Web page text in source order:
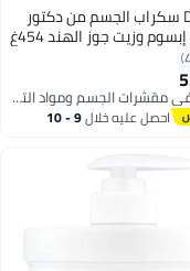
Dr Teal's سكراب الجسم من دكتور
وزيت جوز الهند 454غ
احصل عليه خلال 9 - 10